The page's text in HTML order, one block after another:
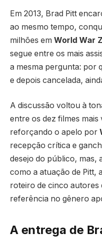
Em 2013, Brad Pitt
ao mesmo tempo,
milhões em World War Z
segue entre os mais
a mesma pergunta: por
e depois cancelada,
A discussão voltou à
entre os dez filmes
reforçando o apelo por
recepção crítica e
desejo do público, mas,
como a atuação de Pitt,
roteiro de cinco
referência no gênero
A entrega de